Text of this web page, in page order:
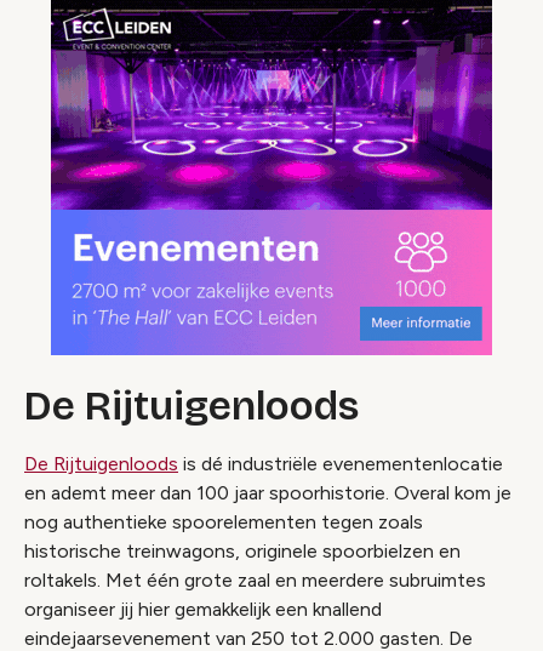
De Rijtuigenloods
De Rijtuigenloods is dé industriële evenementenlocatie
en ademt meer dan 100 jaar spoorhistorie. Overal kom je
nog authentieke spoorelementen tegen zoals
historische treinwagons, originele spoorbielzen en
roltakels. Met één grote zaal en meerdere subruimtes
organiseer jij hier gemakkelijk een knallend
eindejaarsevenement van 250 tot 2.000 gasten. De